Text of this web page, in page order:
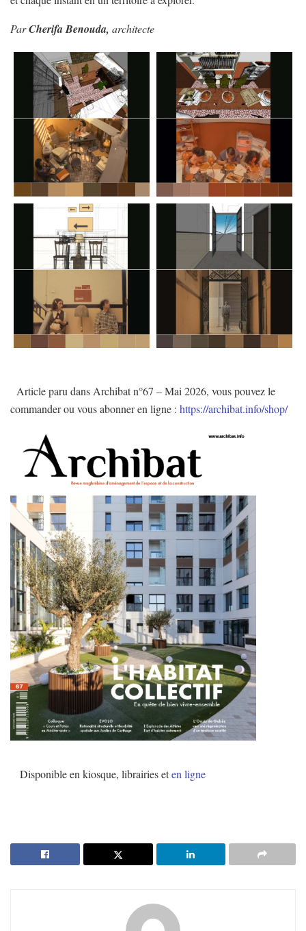
ParCherifa Benouda, architecte
Article paru dans Archibat n°67 – Mai 2026, vous pouvez le
commander ou vous abonner en ligne : https://archibat.info/shop/
Disponible en kiosque, librairies eten ligne